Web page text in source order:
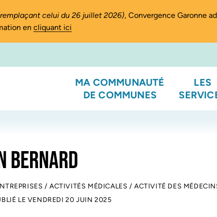
celui du 26 juillet 2026), Convergence Garonne
en cliquant ici
MA COMMUNAUTÉ
DE COMMUNES
LES
BERNARD
/ ACTIVITÉS MÉDICALES / ACTIVITÉ DES
LE VENDREDI 20 JUIN 2025